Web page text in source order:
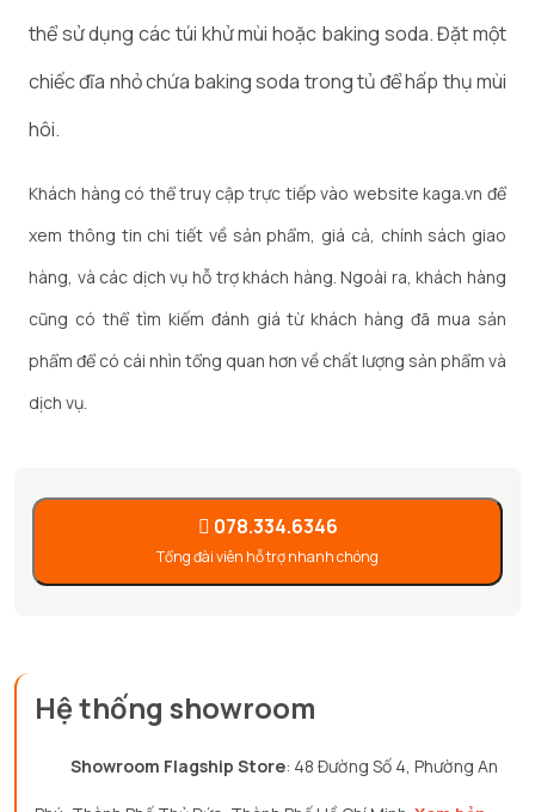
thể sử dụng các túi khử mùi hoặc baking soda. Đặt một
chiếc đĩa nhỏ chứa baking soda trong tủ để hấp thụ mùi
hôi.
Khách hàng có thể truy cập trực tiếp vào website kaga.vn để
xem thông tin chi tiết về sản phẩm, giá cả, chính sách giao
hàng, và các dịch vụ hỗ trợ khách hàng. Ngoài ra, khách hàng
cũng có thể tìm kiếm đánh giá từ khách hàng đã mua sản
phẩm để có cái nhìn tổng quan hơn về chất lượng sản phẩm và
dịch vụ.
078.334.6346
Tổng đài viên hỗ trợ nhanh chóng
Hệ thống showroom
Showroom Flagship Store: 48 Đường Số 4, Phường An